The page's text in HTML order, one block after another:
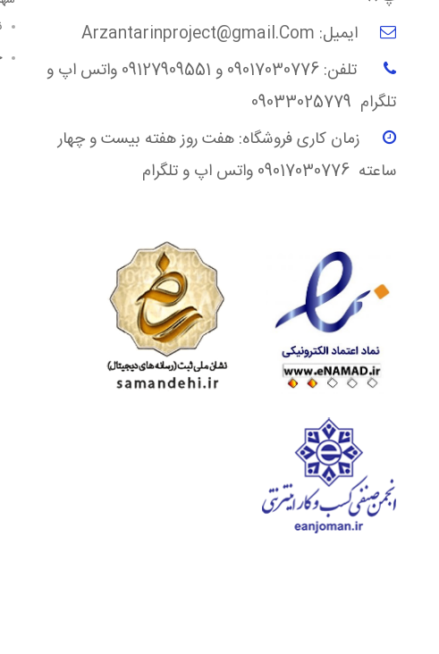
ایمیل: Arzantarinproject@gmail.Com
تلفن: 09017030776 و 09127909551 واتس اپ و
تلگرام 09033025779
زمان کاری فروشگاه: هفت روز هفته بیست و چهار
ساعته 09017030776 واتس اپ و تلگرام